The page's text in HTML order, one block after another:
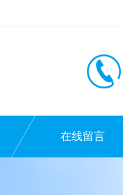
在线留言